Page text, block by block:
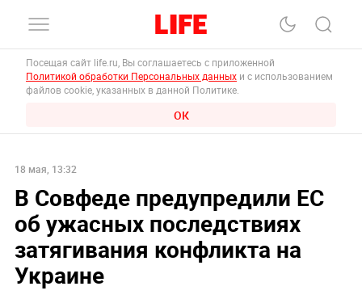
Посещая сайт life.ru, Вы соглашаетесь с приложенной
Политикой обработки Персональных данных и с использованием
файлов cookie, указанных в данной Политике.
ОК
18 мая, 13:32
В Совфеде предупредили ЕС
об ужасных последствиях
затягивания конфликта на
Украине